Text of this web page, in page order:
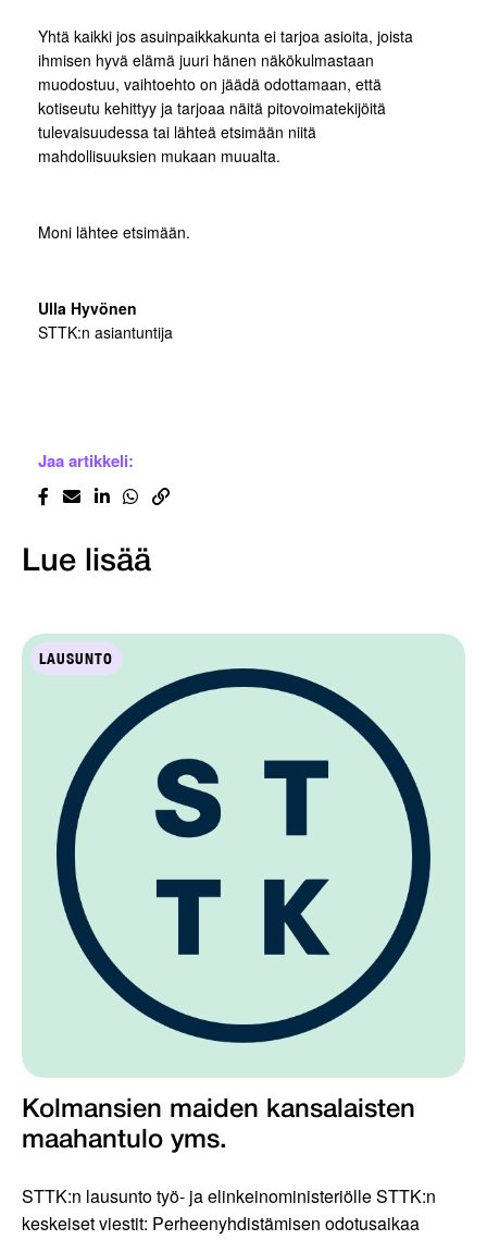
Yhtä kaikki jos asuinpaikkakunta ei tarjoa asioita, joista
ihmisen hyvä elämä juuri hänen näkökulmastaan
muodostuu, vaihtoehto on jäädä odottamaan, että
kotiseutu kehittyy ja tarjoaa näitä pitovoimatekijöitä
tulevaisuudessa tai lähteä etsimään niitä
mahdollisuuksien mukaan muualta.
Moni lähtee etsimään.
Ulla Hyvönen
STTK:n asiantuntija
Jaa artikkeli:
Lue lisää
LAUSUNTO
Kolmansien maiden kansalaisten
maahantulo yms.
STTK:n lausunto työ- ja elinkeinoministeriölle STTK:n
keskeiset viestit: Perheenyhdistämisen odotusaikaa